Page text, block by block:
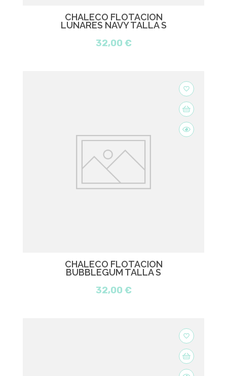
CHALECO FLOTACIÓN
LUNARES NAVY TALLA S
32,00 €
favorite_border
CHALECO FLOTACIÓN
BUBBLEGUM TALLA S
32,00 €
favorite_border